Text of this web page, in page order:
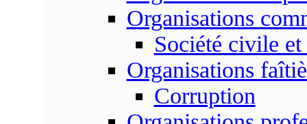
Organisations
Société civile
Organisations
Corruption